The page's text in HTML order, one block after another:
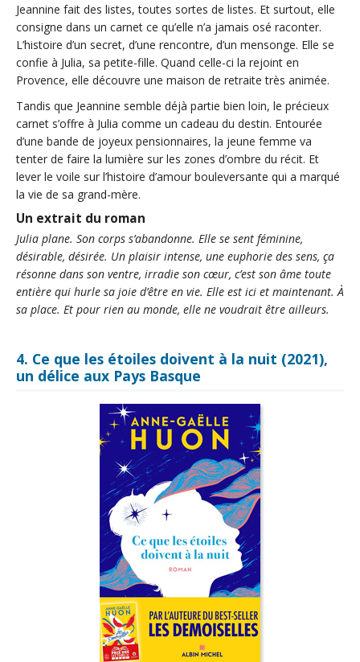
Jeannine fait des listes, toutes sortes de listes. Et surtout, elle
consigne dans un carnet ce qu’elle n’a jamais osé raconter.
L’histoire d’un secret, d’une rencontre, d’un mensonge. Elle se
confie à Julia, sa petite-fille. Quand celle-ci la rejoint en
Provence, elle découvre une maison de retraite très animée.
Tandis que Jeannine semble déjà partie bien loin, le précieux
carnet s’offre à Julia comme un cadeau du destin. Entourée
d’une bande de joyeux pensionnaires, la jeune femme va
tenter de faire la lumière sur les zones d’ombre du récit. Et
lever le voile sur l’histoire d’amour bouleversante qui a marqué
la vie de sa grand-mère.
Un extrait du roman
Julia plane. Son corps s’abandonne. Elle se sent féminine,
désirable, désirée. Un plaisir intense, une euphorie des sens, ça
résonne dans son ventre, irradie son cœur, c’est son âme toute
entière qui hurle sa joie d’être en vie. Elle est ici et maintenant. À
sa place. Et pour rien au monde, elle ne voudrait être ailleurs.
4. Ce que les étoiles doivent à la nuit (2021),
un délice aux Pays Basque